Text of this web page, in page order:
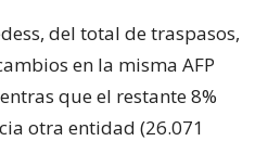
del total de traspasos,
en la misma AFP
que el restante 8%
otra entidad (26.071